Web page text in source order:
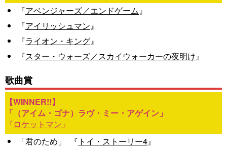
『アベンジャーズ／エンドゲーム』
『アイリッシュマン』
『ライオン・キング』
『スター・ウォーズ／スカイウォーカーの夜明け』
歌曲賞
「（アイム・ゴナ）ラヴ・ミー・アゲイン」
『ロケットマン』
「君のため」
『 トイ・ストーリー4』